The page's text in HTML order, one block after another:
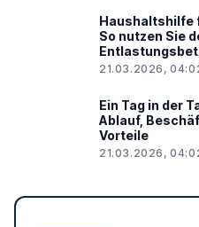
Haushaltshilfe
So nutzen Sie
21.03.2026,
Ein Tag in der
Ablauf,
Vorteile
21.03.2026,